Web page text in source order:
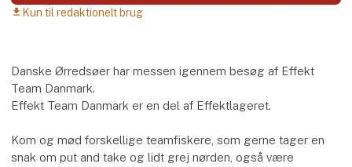
download Kun til redaktionelt brug
Danske Ørredsøer har messen igennem besøg af Effekt
Team Danmark.
Effekt Team Danmark er en del af Effektlageret.
Kom og mød forskellige teamfiskere, som gerne tager en
snak om put and take og lidt grej nørden, også være